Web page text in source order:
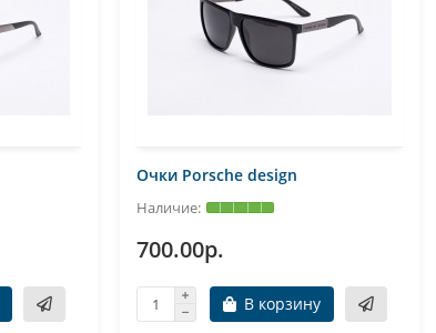
Очки Porsche design
700.00р.
В корзину